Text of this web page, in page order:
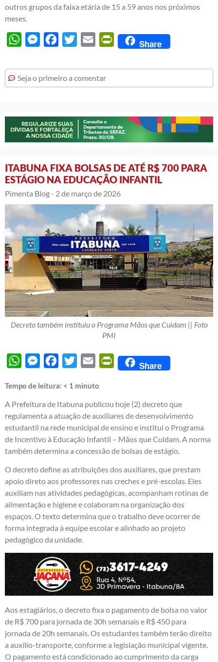
outros grupos da faixa etária de 15 a 59 anos nos próximos
meses.
WhatsAppMessengerFacebook
Twitter Email PrintFriendly
Share
Seja o primeiro a comentar
ITABUNA FIXA BOLSAS DE ATÉ R$ 700 PARA
ESTÁGIO NA EDUCAÇÃO INFANTIL
Pimenta Blog - 2 de março de 2026
Decreto também instituiu o Programa Mãos que Cuidam || Foto
PMI
WhatsAppMessengerFacebook
Twitter Email PrintFriendly
Share
Tempo de leitura: < 1 minuto
A Prefeitura de Itabuna publicou hoje (2) decreto que
regulamenta a atuação de auxiliares de desenvolvimento
estudantil na rede municipal de ensino e institui o Programa
de Incentivo à Educação Infantil – Mãos que Cuidam. A norma
também determina a concessão de bolsas de estágio.
O decreto define as atribuições dos auxiliares, que prestam
apoio direto aos professores nas creches e pré-escolas. Eles
auxiliam nas atividades pedagógicas, acompanham rotinas de
alimentação e higiene e colaboram na organização dos
espaços. O texto determina que o trabalho deve ocorrer de
forma integrada à equipe escolar e alinhado ao projeto
pedagógico da unidade.
Aos estagiários, o decreto fixa o pagamento de bolsa no valor
de R$ 700 para jornada de 30h semanais e R$ 450 para
jornada de 20h semanais. Os estudantes também terão direito
a auxílio-transporte, conforme a legislação municipal vigente.
O pagamento está condicionado ao cumprimento da carga